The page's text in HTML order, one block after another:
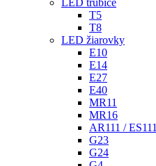
LED trubice
T5
T8
LED žiarovky
E10
E14
E27
E40
MR11
MR16
AR111 / ES111
G23
G24